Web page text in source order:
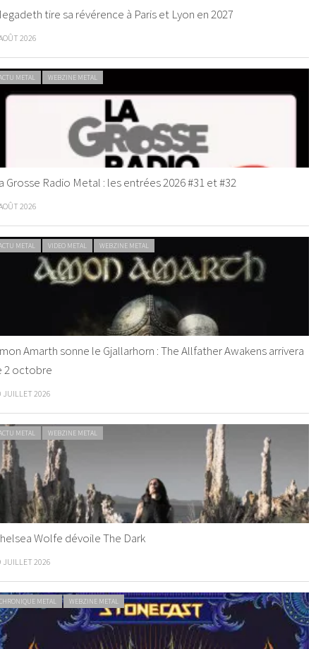
tire sa révérence à Paris et Lyon en 2027
2026
METAL WEBZINE METAL
Grosse Radio Metal : les entrées 2026 #31 et #32
2026
METAL VIDEO METAL WEBZINE METAL
Amarth sonne le Gjallarhorn : The Allfather Awakens arrivera
2 octobre
JUILLET 2026
METAL WEBZINE METAL
Wolfe dévoile The Dark
JUILLET 2026
METAL WEBZINE METAL